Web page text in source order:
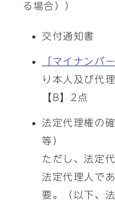
る場合））
交付通知書
「マイナンバ
り本人及び代
【B】2点
法定代理権の
等）
ただし、法定
法定代理人で
要。（以下、